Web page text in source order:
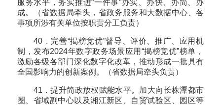
服务水平，务实推进“一件事”办实、办快、办简、办
成。（省数据局牵头，省政务服务和大数据中心、各
事项所涉有关单位按职责分工负责）
40．完善“揭榜竞优”督导、评价、推广、应用机
制，发布2024年数字政务场景应用“揭榜竞优”榜单，
激励各级各部门深化数字化改革，推动形成一批具有
全国影响力的创新案例。（省数据局牵头负责）
41．提升简政放权赋能水平。加大向长株潭都市
圈、省域副中心以及湘江新区、自贸试验区、园区等